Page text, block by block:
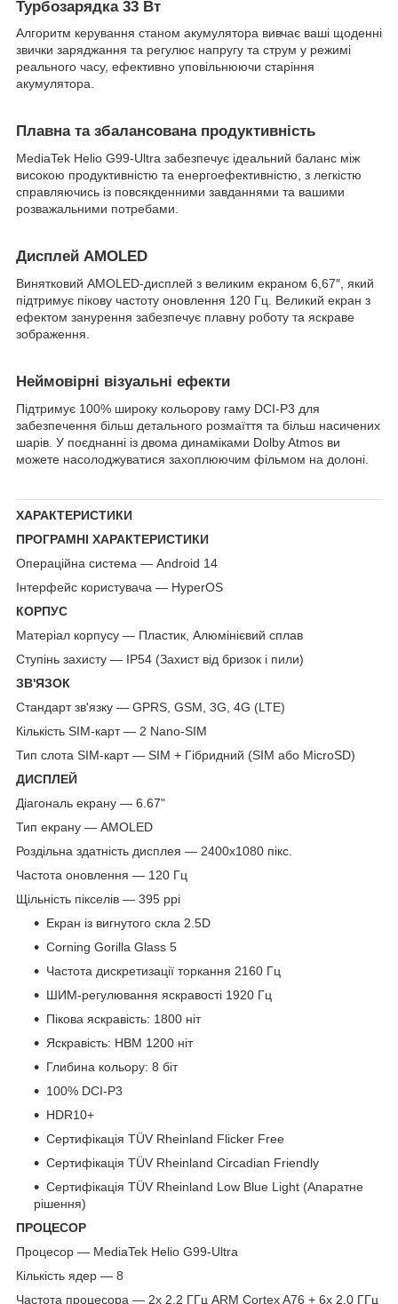
Турбозарядка 33 Вт
Алгоритм керування станом акумулятора вивчає ваші щоденні
звички заряджання та регулює напругу та струм у режимі
реального часу, ефективно уповільнюючи старіння
акумулятора.
Плавна та збалансована продуктивність
MediaTek Helio G99-Ultra забезпечує ідеальний баланс між
високою продуктивністю та енергоефективністю, з легкістю
справляючись із повсякденними завданнями та вашими
розважальними потребами.
Дисплей AMOLED
Винятковий AMOLED-дисплей з великим екраном 6,67″, який
підтримує пікову частоту оновлення 120 Гц. Великий екран з
ефектом занурення забезпечує плавну роботу та яскраве
зображення.
Неймовірні візуальні ефекти
Підтримує 100% широку кольорову гаму DCI-P3 для
забезпечення більш детального розмаїття та більш насичених
шарів. У поєднанні із двома динаміками Dolby Atmos ви
можете насолоджуватися захоплюючим фільмом на долоні.
ХАРАКТЕРИСТИКИ
ПРОГРАМНІ ХАРАКТЕРИСТИКИ
Операційна система — Android 14
Інтерфейс користувача — HyperOS
КОРПУС
Матеріал корпусу — Пластик, Алюмінієвий сплав
Ступінь захисту — IP54 (Захист від бризок і пили)
ЗВ'ЯЗОК
Стандарт зв'язку — GPRS, GSM, 3G, 4G (LTE)
Кількість SIM-карт — 2 Nano-SIM
Тип слота SIM-карт — SIM + Гібридний (SIM або MicroSD)
ДИСПЛЕЙ
Діагональ екрану — 6.67"
Тип екрану — AMOLED
Роздільна здатність дисплея — 2400x1080 пікс.
Частота оновлення — 120 Гц
Щільність пікселів — 395 ppi
Екран із вигнутого скла 2.5D
Corning Gorilla Glass 5
Частота дискретизації торкання 2160 Гц
ШИМ-регулювання яскравості 1920 Гц
Пікова яскравість: 1800 ніт
Яскравість: HBM 1200 ніт
Глибина кольору: 8 біт
100% DCI-P3
HDR10+
Сертифікація TÜV Rheinland Flicker Free
Сертифікація TÜV Rheinland Circadian Friendly
Сертифікація TÜV Rheinland Low Blue Light (Апаратне
рішення)
ПРОЦЕСОР
Процесор — MediaTek Helio G99-Ultra
Кількість ядер — 8
Частота процесора — 2x 2.2 ГГц ARM Cortex A76 + 6x 2.0 ГГц